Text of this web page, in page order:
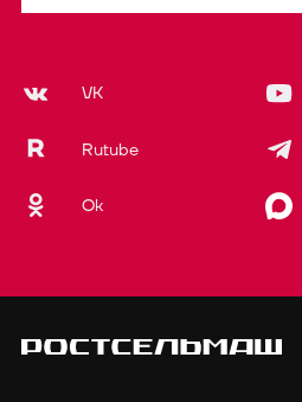
VK
Rutube
Ok